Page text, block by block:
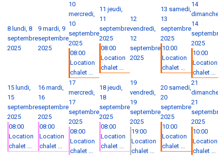
8 lundi, 8
septembre
2025
9 mardi, 9
septembre
2025
10
mercredi,
10
septembre
2025
08:00
Location
chalet ...
11 jeudi,
11
septembre
2025
08:00
Location
chalet ...
12
vendredi,
12
septembre
2025
13 samedi,
13
septembre
2025
10:00
Location
chalet ...
14
14
2025
10:00
Location
chalet ...
15 lundi,
15
septembre
2025
08:00
Location
chalet ...
16 mardi,
16
septembre
2025
08:00
Location
chalet ...
17
mercredi,
17
septembre
2025
08:00
Location
chalet ...
18 jeudi,
18
septembre
2025
08:00
Location
chalet ...
19
vendredi,
19
septembre
2025
19:00
Location
chalet ...
20 samedi,
20
septembre
2025
10:00
Location
chalet ...
21
21
2025
10:00
Location
chalet ...